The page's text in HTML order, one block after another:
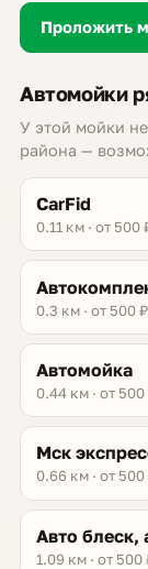
Проложить
Автомойки
У этой мойки
района —
CarFid
0.11 км · от 500
0.3 км · от 500 ₽
Автомойка
0.44 км · от 500
Мск
0.66 км · от 500
Авто блеск,
1.09 км · от 500